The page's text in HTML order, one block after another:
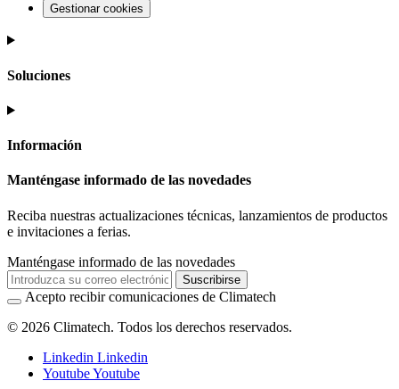
Gestionar cookies
Soluciones
Información
Manténgase informado de las novedades
Reciba nuestras actualizaciones técnicas, lanzamientos de productos
e invitaciones a ferias.
Manténgase informado de las novedades
Suscribirse
Acepto recibir comunicaciones de Climatech
© 2026 Climatech. Todos los derechos reservados.
Linkedin Linkedin
YoutubeYoutube